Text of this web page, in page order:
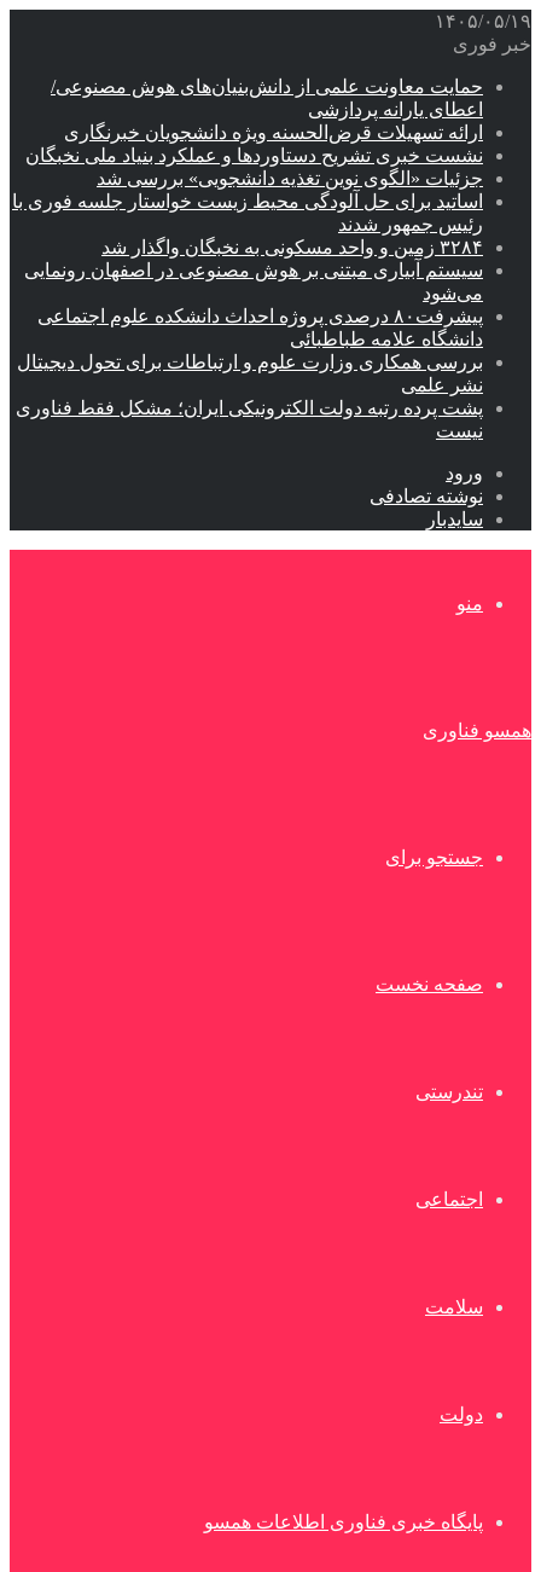
۱۴۰۵/۰۵/۱۹
خبر فوری
حمایت معاونت علمی از دانش‌بنیان‌های هوش مصنوعی/
اعطای یارانه پردازشی
ارائه تسهیلات قرض‌الحسنه ویژه دانشجویان خبرنگاری
نشست خبری تشریح دستاوردها و عملکرد بنیاد ملی نخبگان
جزئیات «الگوی نوین تغذیه دانشجویی» بررسی شد
اساتید برای حل آلودگی محیط زیست خواستار جلسه فوری با
رئیس جمهور شدند
۳۲۸۴ زمین و واحد مسکونی به نخبگان واگذار شد
سیستم آبیاری مبتنی بر هوش مصنوعی در اصفهان رونمایی
می‌شود
پیشرفت۸۰ درصدی پروژه احداث دانشکده علوم اجتماعی
دانشگاه علامه طباطبائی
بررسی همکاری وزارت علوم و ارتباطات برای تحول دیجیتال
نشر علمی
پشت پرده رتبه دولت الکترونیکی ایران؛ مشکل فقط فناوری
نیست
ورود
نوشته تصادفی
سایدبار
منو
همسو فناوری
جستجو برای
صفحه نخست
تندرستی
اجتماعی
سلامت
دولت
پایگاه خبری فناوری اطلاعات همسو